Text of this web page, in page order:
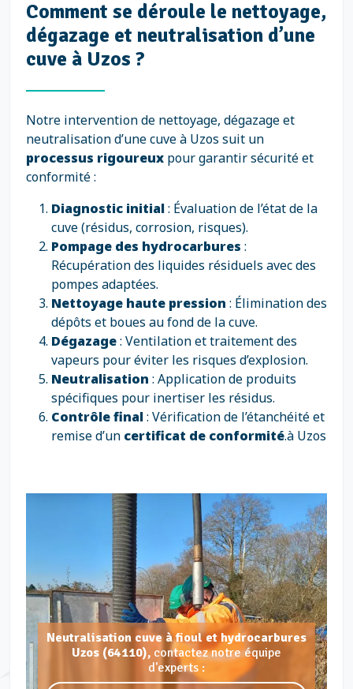
Comment se déroule le nettoyage,
dégazage et neutralisation d’une
cuve à Uzos ?
Notre intervention de nettoyage, dégazage et
neutralisation d’une cuve à Uzos suit un
processus rigoureux pour garantir sécurité et
conformité :
Diagnostic initial: Évaluation de l’état de la
cuve (résidus, corrosion, risques).
Pompage des hydrocarbures :
Récupération des liquides résiduels avec des
pompes adaptées.
Nettoyage haute pression : Élimination des
dépôts et boues au fond de la cuve.
Dégazage: Ventilation et traitement des
vapeurs pour éviter les risques d’explosion.
Neutralisation : Application de produits
spécifiques pour inertiser les résidus.
Contrôle final: Vérification de l’étanchéité et
remise d’un certificat de conformité.à Uzos
Neutralisation cuve à fioul et hydrocarbures
Uzos (64110), contactez notre équipe
d'experts :